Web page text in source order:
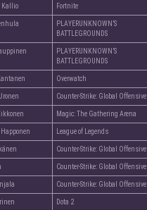
Kallio Fortnite
PLAYERUNKNOWN’S
BATTLEGROUNDS
PLAYERUNKNOWN’S
BATTLEGROUNDS
Overwatch
Counter-Strike: Global Offensive
Magic: The Gathering Arena
Happonen League of Legends
Counter-Strike: Global Offensive
Counter-Strike: Global Offensive
Counter-Strike: Global Offensive
Dota 2